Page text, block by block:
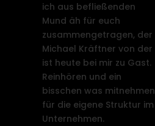
ich aus befließenden
Mund äh für euch
zusammengetragen, der
Michael Kräftner von der
ist heute bei mir zu Gast.
Reinhören und ein
bisschen was mitnehmen
für die eigene Struktur im
Unternehmen.